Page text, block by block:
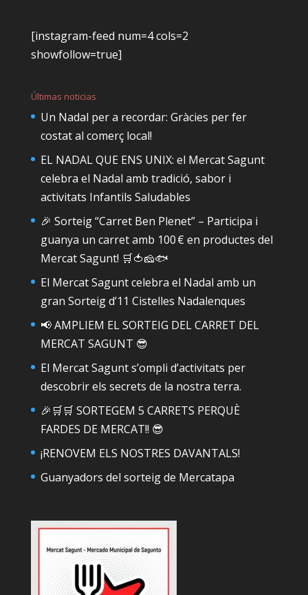
[instagram-feed num=4 cols=2
showfollow=true]
Últimas noticias
Un Nadal per a recordar: Gràcies per fer
costat al comerç local!
EL NADAL QUE ENS UNIX: el Mercat Sagunt
celebra el Nadal amb tradició, sabor i
activitats Infantils Saludables
🎉 Sorteig “Carret Ben Plenet” – Participa i
guanya un carret amb 100 € en productes del
Mercat Sagunt! 🛒🍅🧀🐟
El Mercat Sagunt celebra el Nadal amb un
gran Sorteig d’11 Cistelles Nadalenques
📢 AMPLIEM EL SORTEIG DEL CARRET DEL
MERCAT SAGUNT 😎
El Mercat Sagunt s’ompli d’activitats per
descobrir els secrets de la nostra terra.
🎉🛒🛒 SORTEGEM 5 CARRETS PERQUÈ
FARDES DE MERCAT!! 😎
¡RENOVEM ELS NOSTRES DAVANTALS!
Guanyadors del sorteig de Mercatapa